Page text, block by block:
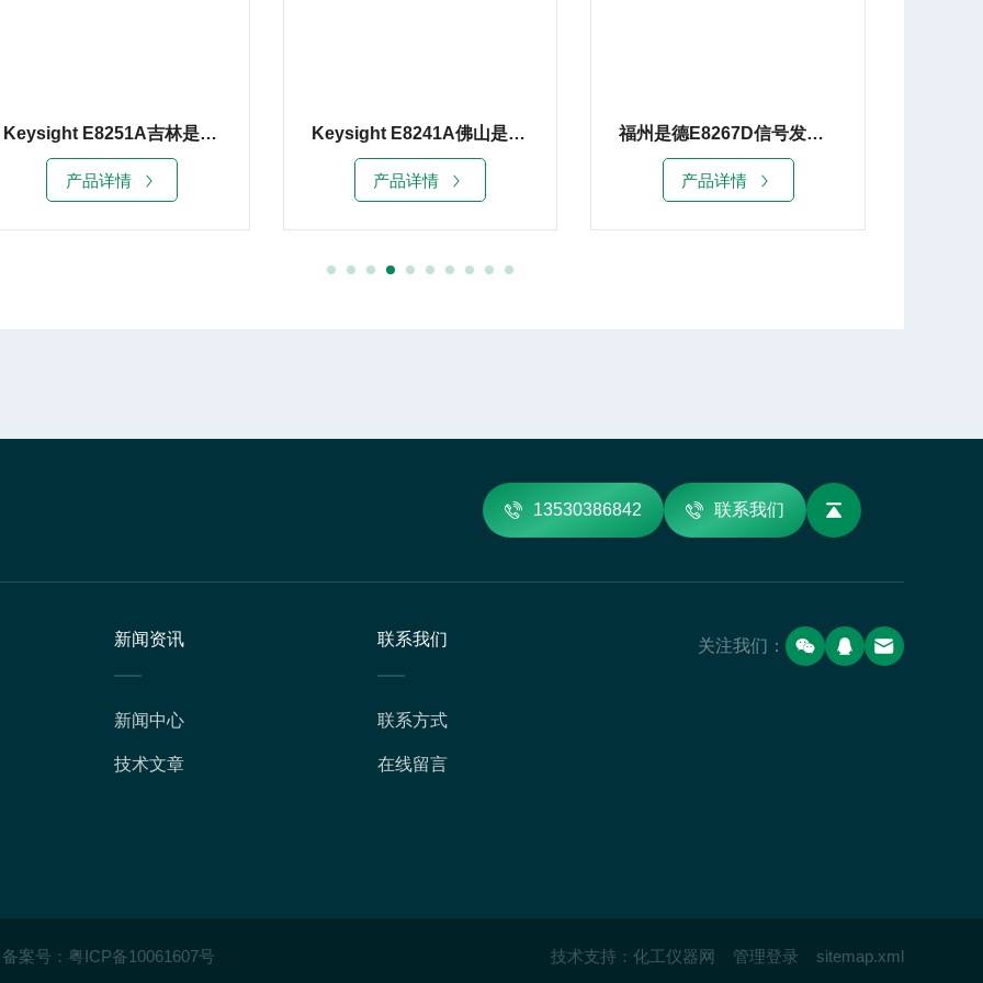
Keysight E8251A吉林是德E8251A信号发生器20G租赁销售
产品详情
Keysight E8241A佛山是德E8241A信号发生器20G租赁销售
产品详情
福州是德E8267D信号发生器67G租赁销售
产品详情
13530386842 联系我们
新闻资讯
新闻中心
技术文章
联系我们
联系方式
在线留言
关注我们：
案号： 粤ICP备10061607号 技术支持： 化工仪器网 管理登录 sitemap.xml